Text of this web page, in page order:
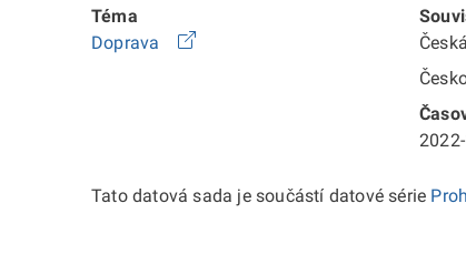
Téma
Doprava
Tato datová sada je součástí datové série